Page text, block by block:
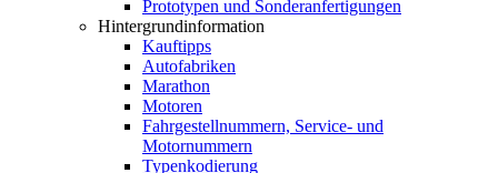
Prototypen und Sonderanfertigungen
Hintergrundinformation
Kauftipps
Autofabriken
Marathon
Motoren
Fahrgestellnummern, Service- und
Motornummern
Typenkodierung